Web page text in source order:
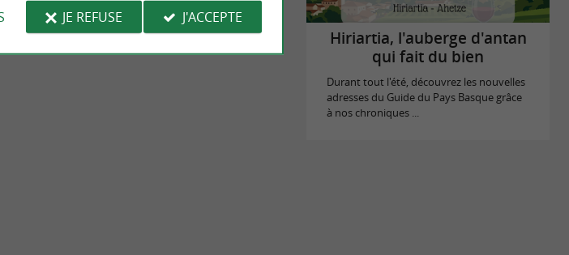
Hiriartia, l'auberge d'antan
qui fait du bien
Durant tout l'été, découvrez les nouvelles
adresses du Guide du Pays Basque grâce
à nos chroniques ...
JE REFUSE J'ACCEPTE